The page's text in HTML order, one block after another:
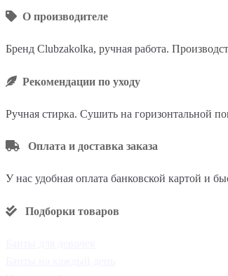
О производителе
Бренд Clubzakolka, ручная работа.
Рекомендации по уходу
Ручная стирка. Сушить на горизонтальной
Оплата и доставка заказа
У нас удобная оплата банковской картой и
Подборки товаров